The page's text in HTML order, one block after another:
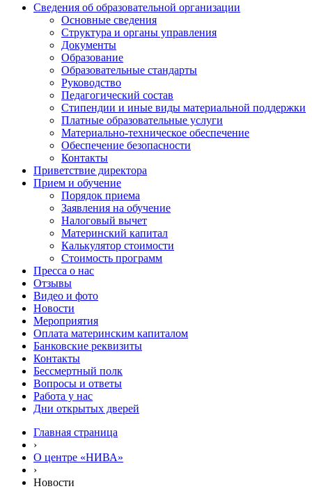
Сведения об образовательной организации
Основные сведения
Структура и органы управления
Документы
Образование
Образовательные стандарты
Руководство
Педагогический состав
Стипендии и иные виды материальной поддержки
Платные образовательные услуги
Материально-техническое обеспечение
Обеспечение безопасности
Контакты
Приветствие директора
Прием и обучение
Порядок приема
Заявления на обучение
Налоговый вычет
Материнский капитал
Калькулятор стоимости
Стоимость программ
Пресса о нас
Отзывы
Видео и фото
Новости
Мероприятия
Оплата материнским капиталом
Банковские реквизиты
Контакты
Бессмертный полк
Вопросы и ответы
Работа у нас
Дни открытых дверей
Главная страница
›
О центре «НИВА»
›
Новости